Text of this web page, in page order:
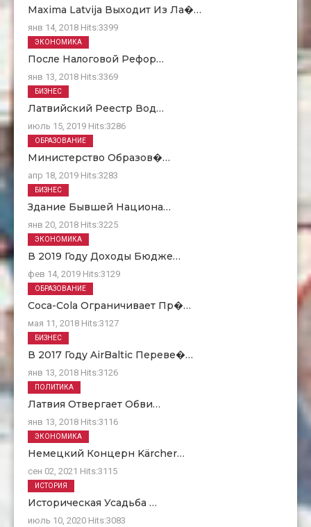
Maxima Latvija Выходит Из Ла�…
янв 14, 2018 Hits:3399
После Налоговой Рефор…
янв 13, 2018 Hits:3369
ЭКОНОМИКА
Латвийский Реестр Вод…
июль 15, 2019 Hits:3286
БИЗНЕС
Министерство Образов�…
апр 18, 2019 Hits:3283
ОБРАЗОВАНИЕ
Здание Бывшей Национа…
янв 20, 2018 Hits:3225
БИЗНЕС
В 2019 Году Доходы Бюдже…
фев 14, 2019 Hits:3129
ЭКОНОМИКА
Coca-Cola Ограничивает Пр�…
мая 11, 2018 Hits:3127
ОБРАЗОВАНИЕ
В 2017 Году AirBaltic Переве�…
янв 13, 2018 Hits:3126
БИЗНЕС
Латвия Отвергает Обви…
янв 13, 2018 Hits:3116
ПОЛИТИКА
Немецкий Концерн Kärcher…
сен 02, 2021 Hits:3115
ЭКОНОМИКА
Историческая Усадьба …
июль 10, 2020 Hits:3083
ИСТОРИЯ